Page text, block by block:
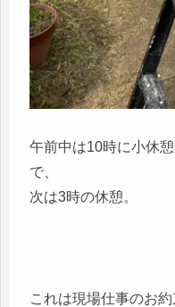
午前中は10時に小休
で、
次は3時の休憩。
これは現場仕事のお約